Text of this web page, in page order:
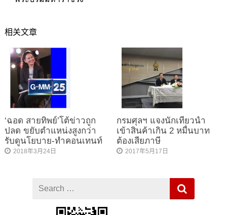
相关文章
‘ฉอด สายทิพย์’โต้ข่าวถูก
ปลด ขยับตำแหน่งสูงกว่า
รับดูนโยบาย-ทำคอนเทนท์
2018年3月24日
กรมศุลฯ แจงนักเที่ยวนำ
เข้าสินค้าเกิน 2 หมื่นบาท
ต้องเสียภาษี
2017年5月17日
for